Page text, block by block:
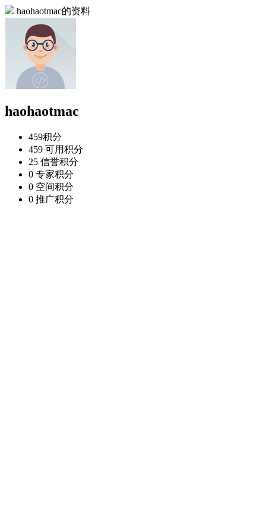
haohaotmac的资料
haohaotmac
459积分
459 可用积分
25 信誉积分
0 专家积分
0 空间积分
0 推广积分